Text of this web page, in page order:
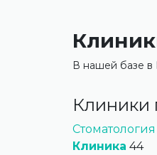
В нашей базе в
Клиники
Стоматология
Клиника 44